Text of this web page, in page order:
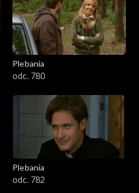
Plebania
odc. 780
Plebania
odc. 782